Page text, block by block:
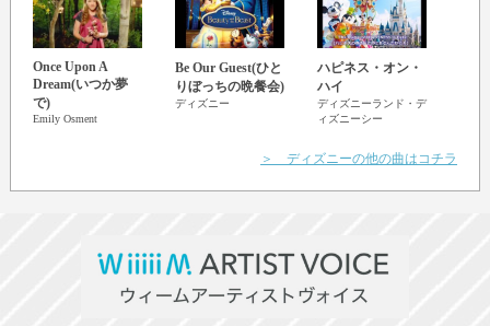
Once Upon A
Dream(いつか夢
で)
Emily Osment
Be Our Guest(ひと
りぼっちの晩餐会)
ディズニー
ハピネス・オン・
ハイ
ディズニーランド・デ
ィズニーシー
＞ ディズニーの他の曲はコチラ